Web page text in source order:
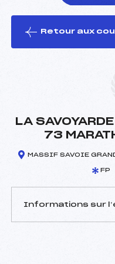
le ski
Retour aux
LA
73
MASSIF SAVOIE
FP
Informations sur